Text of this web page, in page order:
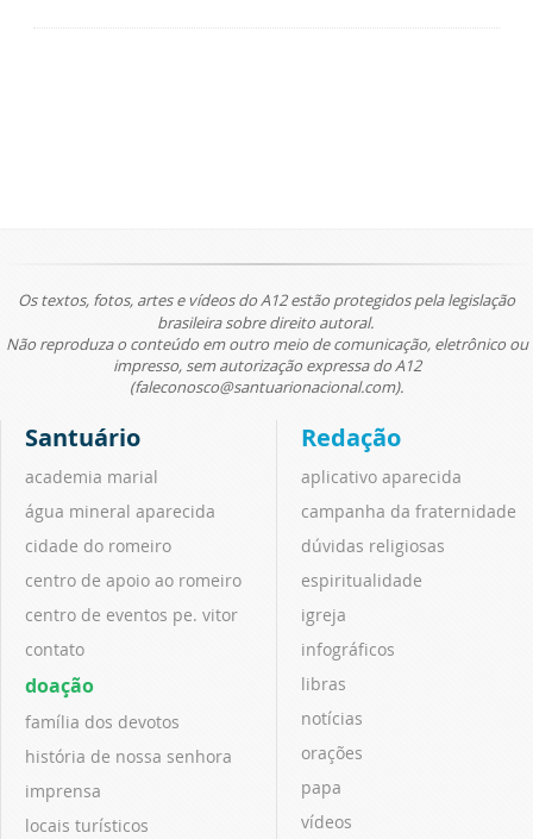
Os textos, fotos, artes e vídeos do A12 estão protegidos pela legislação
brasileira sobre direito autoral.
Não reproduza o conteúdo em outro meio de comunicação, eletrônico ou
impresso, sem autorização expressa do A12
(faleconosco@santuarionacional.com).
Santuário
academia marial
água mineral aparecida
cidade do romeiro
centro de apoio ao romeiro
centro de eventos pe. vitor
contato
doação
família dos devotos
história de nossa senhora
imprensa
locais turísticos
Redação
aplicativo aparecida
campanha da fraternidade
dúvidas religiosas
espiritualidade
igreja
infográficos
libras
notícias
orações
papa
vídeos